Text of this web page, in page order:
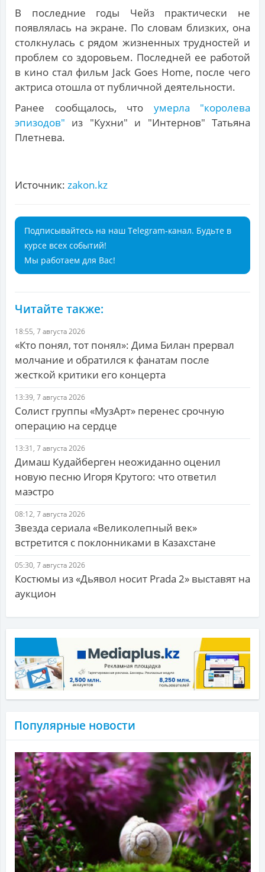
В последние годы Чейз практически не
появлялась на экране. По словам близких, она
столкнулась с рядом жизненных трудностей и
проблем со здоровьем. Последней ее работой
в кино стал фильм Jack Goes Home, после чего
актриса отошла от публичной деятельности.
Ранее сообщалось, что умерла "королева
эпизодов" из "Кухни" и "Интернов" Татьяна
Плетнева.
Источник: zakon.kz
Подписывайтесь на наш Telegram-канал. Будьте в
курсе всех событий!
Мы работаем для Вас!
Читайте также:
18:55, 7 августа 2026
«Кто понял, тот понял»: Дима Билан прервал
молчание и обратился к фанатам после
жесткой критики его концерта
13:39, 7 августа 2026
Солист группы «МузАрт» перенес срочную
операцию на сердце
13:31, 7 августа 2026
Димаш Кудайберген неожиданно оценил
новую песню Игоря Крутого: что ответил
маэстро
08:12, 7 августа 2026
Звезда сериала «Великолепный век»
встретится с поклонниками в Казахстане
05:30, 7 августа 2026
Костюмы из «Дьявол носит Prada 2» выставят на
аукцион
Популярные новости